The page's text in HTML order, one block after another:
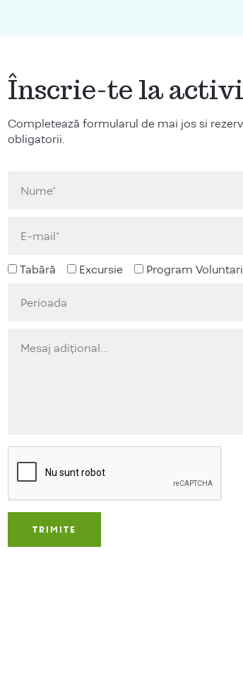
Înscrie-te la
Completează formularul de mai jos si
obligatorii.
Tabără Excursie Program